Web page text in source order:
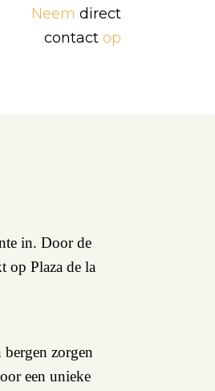
Neem direct
contactop
in. Door de
op Plaza de la
zorgen
een unieke